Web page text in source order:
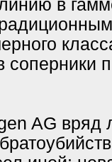
в
соперники
AG вряд